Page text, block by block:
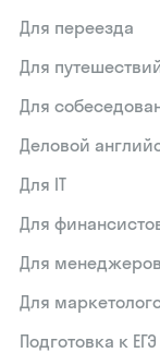
Для переезда
Для
Для
Деловой
Для IT
Для
Для менеджеров
Для
Подготовка к ЕГЭ